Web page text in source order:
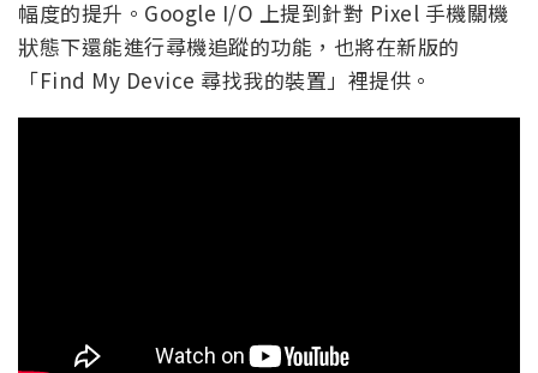
幅度的提升。Google I/O 上提到針對 Pixel 手機關機
狀態下還能進行尋機追蹤的功能，也將在新版的
「Find My Device 尋找我的裝置」裡提供。